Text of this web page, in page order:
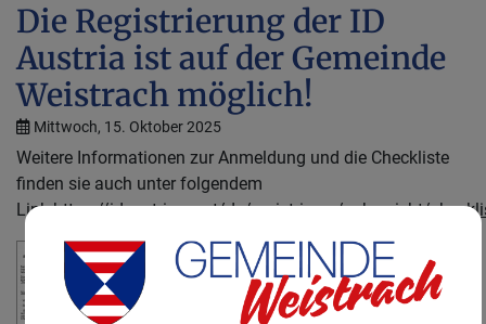
Die Registrierung der ID
Austria ist auf der Gemeinde
Weistrach möglich!
Mittwoch, 15. Oktober 2025
Weitere Informationen zur Anmeldung und die Checkliste
finden sie auch unter folgendem
Linkhttps://idaustria.gv.at/de/registrieren/uebersicht/